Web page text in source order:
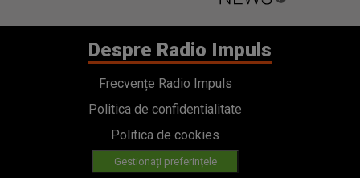
Despre Radio Impuls
Frecvențe Radio Impuls
Politica de confidentialitate
Politica de cookies
Gestionați preferințele